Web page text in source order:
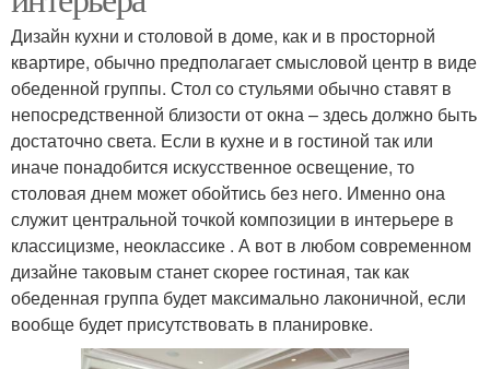
Дизайн кухни и столовой в доме, как и в просторной
квартире, обычно предполагает смысловой центр в виде
обеденной группы. Стол со стульями обычно ставят в
непосредственной близости от окна – здесь должно быть
достаточно света. Если в кухне и в гостиной так или
иначе понадобится искусственное освещение, то
столовая днем может обойтись без него. Именно она
служит центральной точкой композиции в интерьере в
классицизме, неоклассике . А вот в любом современном
дизайне таковым станет скорее гостиная, так как
обеденная группа будет максимально лаконичной, если
вообще будет присутствовать в планировке.